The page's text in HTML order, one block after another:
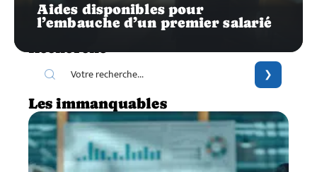
Aides disponibles pour
l’embauche d’un premier salarié
Recherche
Les immanquables